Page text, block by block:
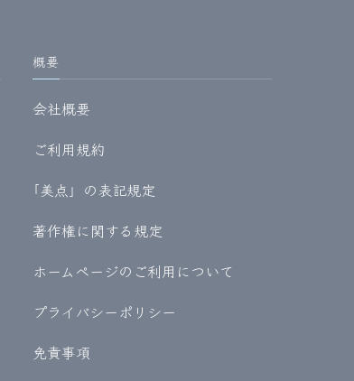
概要
会社概要
ご利用規約
｢美点」の表記規定
著作権に関する規定
ホームページのご利用について
プライバシーポリシー
免責事項